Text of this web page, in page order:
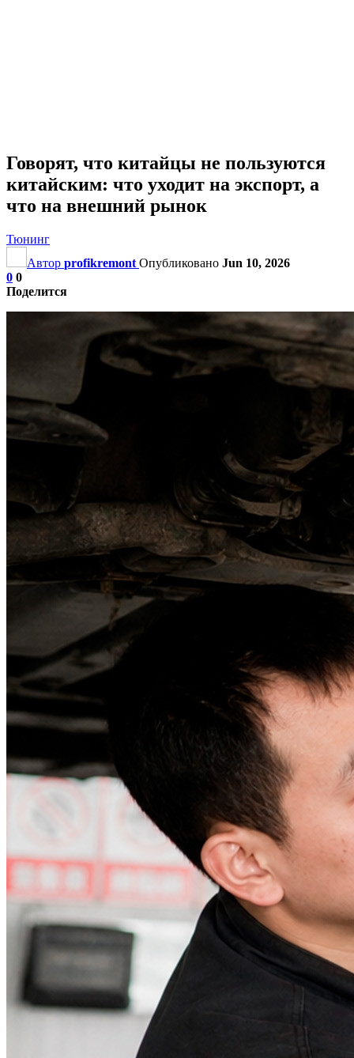
Говорят, что китайцы не пользуются
китайским: что уходит на экспорт, а
что на внешний рынок
Тюнинг
Автор profikremont Опубликовано Jun 10, 2026
0 0
Поделится